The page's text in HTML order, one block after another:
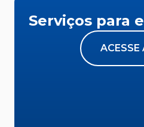
Serviços para
ACESSE